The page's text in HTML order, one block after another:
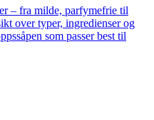
– fra milde, parfymefrie til
over typer, ingredienser og
som passer best til